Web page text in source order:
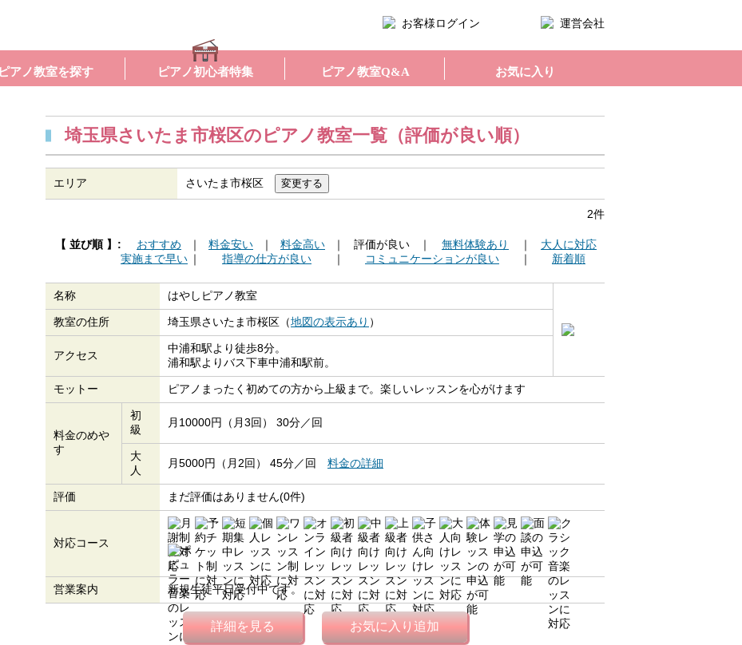
お客様ログイン 運営会社
ピアノ教室を探す ピアノ初心者特集 ピアノ教室Q&A お気に入り
埼玉県さいたま市桜区のピアノ教室一覧（評価が良い順）
エリア さいたま市桜区
2件
【 並び順 】: おすすめ ｜ 料金安い ｜ 料金高い ｜ 評価が良い ｜ 無料体験あり ｜
大人に対応
実施まで早い ｜ 指導の仕方が良い ｜ コミュニケーションが良い ｜ 新着順
名称 はやしピアノ教室
教室の住所 埼玉県さいたま市桜区（地図の表示あり ）
アクセス
中浦和駅より徒歩8分。
浦和駅よりバス下車中浦和駅前。
モットー ピアノまったく初めての方から上級まで。楽しいレッスンを心がけます
料金のめや
す
初
級
月10000円（月3回） 30分／回
大
人
月5000円（月2回） 45分／回 料金の詳細
評価 まだ評価はありません(0件)
対応コース
営業案内 新規生徒平日受付中です。
詳細を見る お気に入り追加